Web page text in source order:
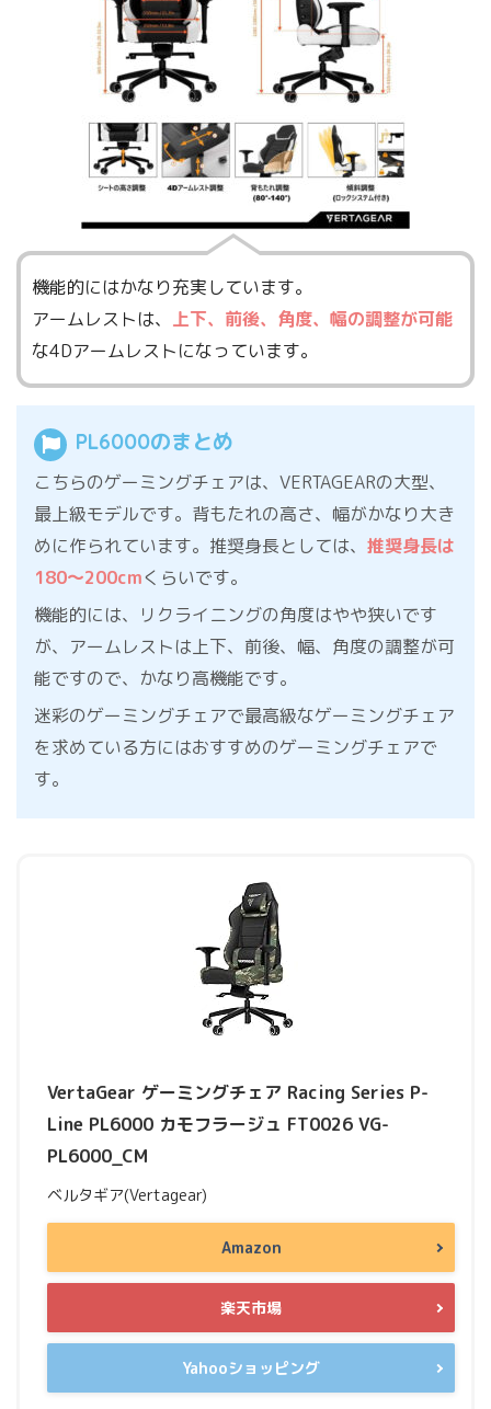
機能的にはかなり充実しています。
アームレストは、 上下、前後、角度、幅の調整が可能
な4Dアームレストになっています。
PL6000のまとめ
こちらのゲーミングチェアは、VERTAGEARの大型、
最上級モデルです。背もたれの高さ、幅がかなり大き
めに作られています。推奨身長としては、 推奨身長は
180〜200cmくらいです。
機能的には、リクライニングの角度はやや狭いです
が、アームレストは上下、前後、幅、角度の調整が可
能ですので、かなり高機能です。
迷彩のゲーミングチェアで最高級なゲーミングチェア
を求めている方にはおすすめのゲーミングチェアで
す。
VertaGear ゲーミングチェア Racing Series P-
Line PL6000 カモフラージュ FT0026 VG-
PL6000_CM
ベルタギア(Vertagear)
Amazon
楽天市場
Yahooショッピング